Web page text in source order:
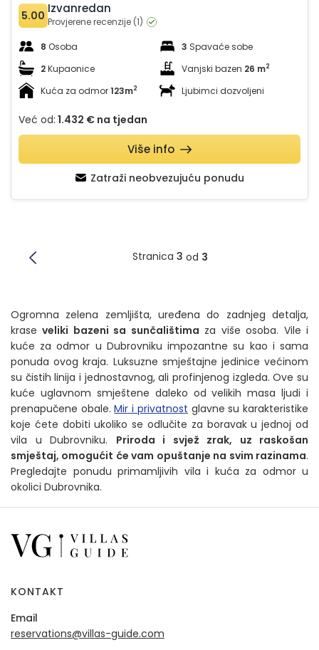
5.00 Izvanredan
Provjerene recenzije (1)
8 Osoba 3 Spavaće sobe
2Kupaonice Vanjski bazen 26 m2
Kuća za odmor123m2 Ljubimci dozvoljeni
Već od: 1.432 € na tjedan
Zatraži neobvezujuću ponudu
Više info
Stranica 3 od 3
Ogromna zelena zemljišta, uređena do zadnjeg detalja,
kraseveliki bazeni sa sunčalištima za više osoba. Vile i
kuće za odmor u Dubrovniku impozantne su kao i sama
ponuda ovog kraja. Luksuzne smještajne jedinice većinom
su čistih linija i jednostavnog, ali profinjenog izgleda. Ove su
kuće uglavnom smještene daleko od velikih masa ljudi i
prenapučene obale.Mir i privatnost glavne su karakteristike
koje ćete dobiti ukoliko se odlučite za boravak u jednoj od
vila u Dubrovniku. Priroda i svjež zrak, uz raskošan
smještaj, omogućit će vam opuštanje na svim razinama.
Pregledajte ponudu primamljivih vila i kuća za odmor u
okolici Dubrovnika.
KONTAKT
Email
reservations@villas-guide.com